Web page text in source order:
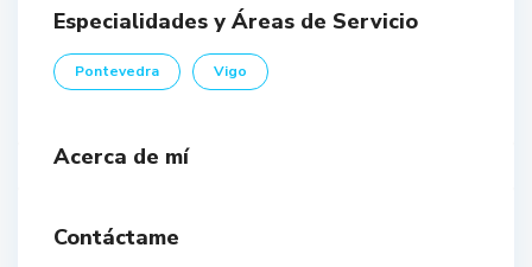
Especialidades y Áreas de Servicio
Pontevedra Vigo
Acerca de mí
Contáctame